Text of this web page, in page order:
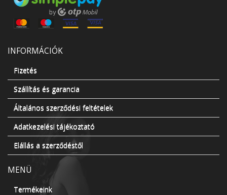
INFORMÁCIÓK
Fizetés
Szállítás és garancia
Általános szerződési feltételek
Adatkezelési tájékoztató
Elállás a szerződéstől
MENÜ
Termékeink